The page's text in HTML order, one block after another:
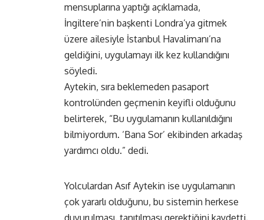
mensuplarına yaptığı açıklamada,
İngiltere’nin başkenti Londra’ya gitmek
üzere ailesiyle İstanbul Havalimanı’na
geldiğini, uygulamayı ilk kez kullandığını
söyledi.
Aytekin, sıra beklemeden pasaport
kontrolünden geçmenin keyifli olduğunu
belirterek, “Bu uygulamanın kullanıldığını
bilmiyordum. ‘Bana Sor’ ekibinden arkadaş
yardımcı oldu.” dedi.